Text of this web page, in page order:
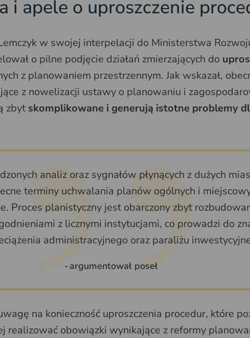
i apele o uproszczenie
w swojej interpelacji do Ministerstwa
o pilne podjęcie działań zmierzających do
z planowaniem przestrzennym. Jak wskazał,
z nowelizacji ustawy o planowaniu i
zbyt skomplikowane i generują istotne problemy
argumentował poseł
analiz oraz sygnałów płynących z dużych
terminy uchwalania planów ogólnych i
Proces planistyczny jest obarczony zbyt
z licznymi instytucjami, co prowadzi do
administracyjnego oraz paraliżu
na konieczność uproszczenia procedur, które
realizować obowiązki wynikające z reformy